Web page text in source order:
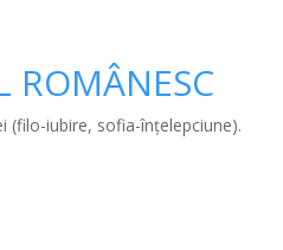
ROMÂNESC
(filo-iubire, sofia-înţelepciune).